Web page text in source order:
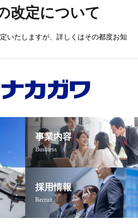
改定について
いたしますが、詳しくはその都度お知
事業内容
Business
採用情報
Recruit